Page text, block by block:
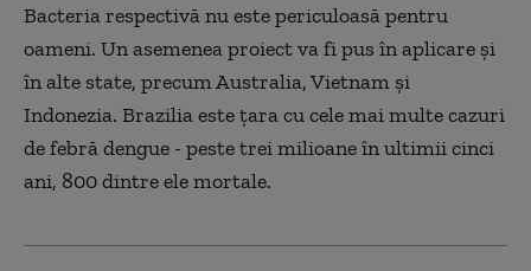
Bacteria respectivă nu este periculoasă pentru
oameni. Un asemenea proiect va fi pus în aplicare şi
în alte state, precum Australia, Vietnam şi
Indonezia. Brazilia este ţara cu cele mai multe cazuri
de febră dengue - peste trei milioane în ultimii cinci
ani, 800 dintre ele mortale.